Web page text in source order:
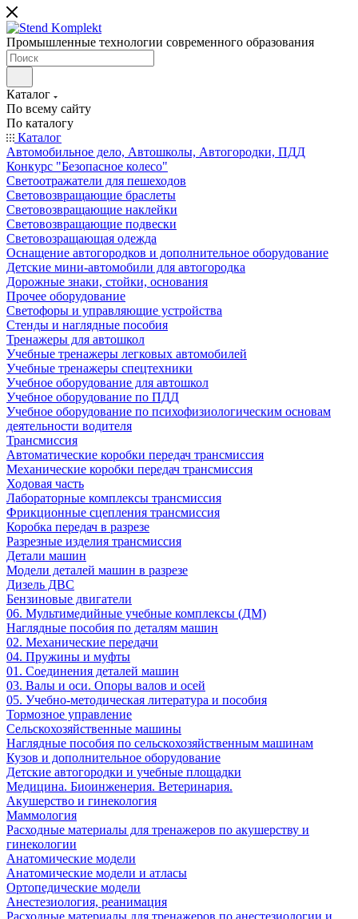
Промышленные технологии современного образования
Каталог
По всему сайту
По каталогу
Каталог
Автомобильное дело, Автошколы, Автогородки, ПДД
Конкурс "Безопасное колесо"
Светоотражатели для пешеходов
Световозвращающие браслеты
Световозвращающие наклейки
Световозвращающие подвески
Световозращающая одежда
Оснащение автогородков и дополнительное оборудование
Детские мини-автомобили для автогородка
Дорожные знаки, стойки, основания
Прочее оборудование
Светофоры и управляющие устройства
Стенды и наглядные пособия
Тренажеры для автошкол
Учебные тренажеры легковых автомобилей
Учебные тренажеры спецтехники
Учебное оборудование для автошкол
Учебное оборудование по ПДД
Учебное оборудование по психофизиологическим основам
деятельности водителя
Трансмиссия
Автоматические коробки передач трансмиссия
Механические коробки передач трансмиссия
Ходовая часть
Лабораторные комплексы трансмиссия
Фрикционные сцепления трансмиссия
Коробка передач в разрезе
Разрезные изделия трансмиссия
Детали машин
Модели деталей машин в разрезе
Дизель ДВС
Бензиновые двигатели
06. Мультимедийные учебные комплексы (ДМ)
Наглядные пособия по деталям машин
02. Механические передачи
04. Пружины и муфты
01. Соединения деталей машин
03. Валы и оси. Опоры валов и осей
05. Учебно-методическая литература и пособия
Тормозное управление
Сельскохозяйственные машины
Наглядные пособия по сельскохозяйственным машинам
Кузов и дополнительное оборудование
Детские автогородки и учебные площадки
Медицина. Биоинженерия. Ветеринария.
Акушерство и гинекология
Маммология
Расходные материалы для тренажеров по акушерству и
гинекологии
Анатомические модели
Анатомические модели и атласы
Ортопедические модели
Анестезиология, реанимация
Расходные материалы для тренажеров по анестезиологии и